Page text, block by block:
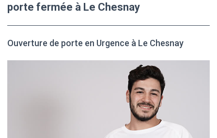
porte fermée à Le Chesnay
Ouverture de porte en Urgence à Le Chesnay